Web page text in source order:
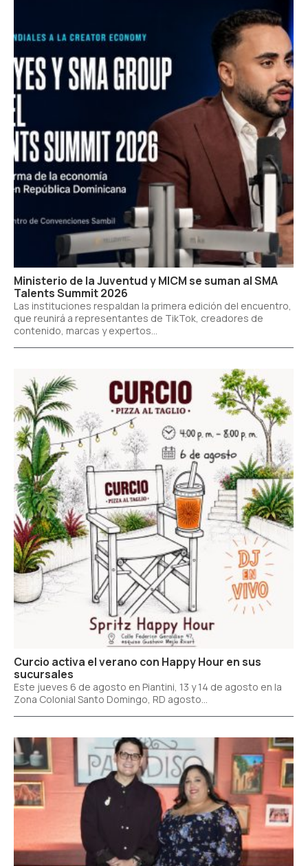
Ministerio de la Juventud y MICM se suman al SMA
Talents Summit 2026
Las instituciones respaldan la primera edición del encuentro,
que reunirá a representantes de TikTok, creadores de
contenido, marcas y expertos...
Curcio activa el verano con Happy Hour en sus
sucursales
Este jueves 6 de agosto en Piantini, 13 y 14 de agosto en la
Zona Colonial Santo Domingo, RD agosto...